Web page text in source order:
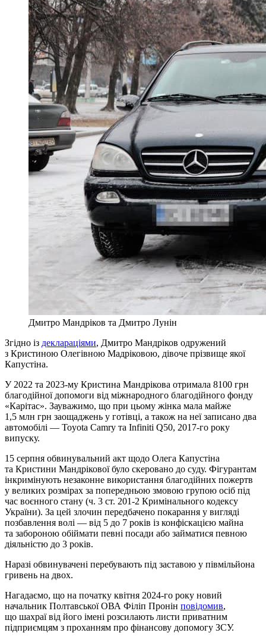
Дмитро Мандріков та Дмитро Лунін
Згідно із деклараціями, Дмитро Мандріков одружений
з Кристиною Олегівною Мадріковою, дівоче прізвище якої
Капустіна.
У 2022 та 2023-му Кристина Мандрікова отримала 8100 грн
благодійної допомоги від міжнародного благодійного фонду
«Карітас». Зауважимо, що при цьому жінка мала майже
1,5 млн грн заощаджень у готівці, а також на неї записано два
автомобілі — Toyota Camry та Infiniti Q50, 2017-го року
випуску.
15 серпня обвинувальний акт щодо Олега Капустіна
та Кристини Мандрікової було скеровано до суду. Фігурантам
інкримінують незаконне використання благодійних пожертв
у великих розмірах за попередньою змовою групою осіб під
час воєнного стану (ч. 3 ст. 201-2 Кримінального кодексу
України). За цей злочин передбачено покарання у вигляді
позбавлення волі — від 5 до 7 років із конфіскацією майна
та забороною обіймати певні посади або займатися певною
діяльністю до 3 років.
Наразі обвинувачені перебувають під заставою у півмільйона
гривень на двох.
Нагадаємо, що на початку квітня 2024-го року новий
начальник Полтавської ОВА Філіп Пронін повідомив,
що шахраї від його імені розсилають листи приватним
підприємцям з проханням про фінансову допомогу ЗСУ.